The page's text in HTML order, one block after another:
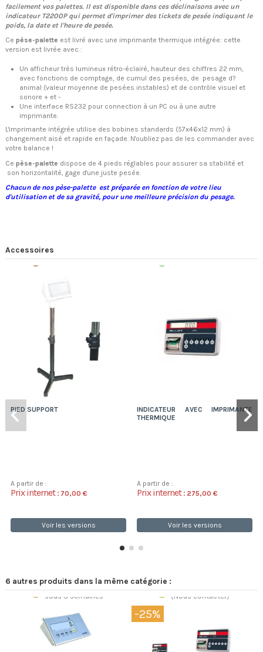
facilement vos palettes. Il est disponible dans ces déclinaisons avec un
indicateur T2200P qui permet d'imprimer des tickets de pesée indiquant le
poids, la date et l'heure de pesée.
Ce pèse-palette est livré avec une imprimante thermique intégrée: cette
version est livrée avec :
Un afficheur très lumineux rétro-éclairé, hauteur des chiffres 22 mm,
avec fonctions de comptage, de cumul des pesées, de pesage d?
animal (valeur moyenne de pesées instables) et de contrôle visuel et
sonore + et -
Une interface RS232 pour connection à un PC ou à une autre
imprimante.
L'imprimante intégrée utilise des bobines standards (57x46x12 mm) à
changement aisé et rapide en façade. N'oubliez pas de les commander avec
votre balance !
Ce pèse-palette dispose de 4 pieds réglables pour assurer sa stabilité et
son horizontalité, gage d'une juste pesée.
Chacun de nospèse-palette est préparée enfonction de votre lieu
d'utilisation et de sa gravité, pour une meilleure précision du pesage.
Accessoires
PIED SUPPORT
Rupture
A partir de :
Prix internet : 70,00 €
Voir les versions
INDICATEUR AVEC IMPRIMANTE
THERMIQUE
Expédition 48/72h
A partir de :
Prix internet : 275,00 €
Voir les versions
6 autres produits dans la même catégorie :
Sur commande
sous 3 semaines
-25%
Stock limité
(Nous contacter)